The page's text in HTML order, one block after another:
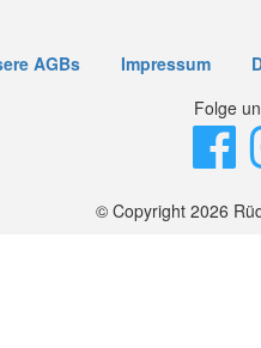
AGBs Impressum
Folge
© Copyright 2026